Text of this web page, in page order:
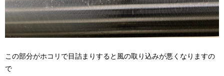
この部分がホコリで目詰まりすると風の取り込みが悪くなりますの
で